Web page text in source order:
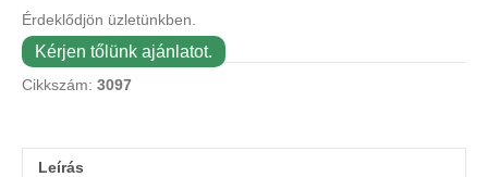
Érdeklődjön üzletünkben.
Kérjen tőlünk ajánlatot.
Cikkszám: 3097
Leírás